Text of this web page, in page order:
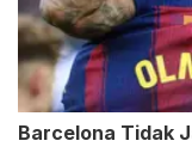
Barcelona Tidak